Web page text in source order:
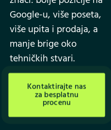
Google-u, više poseta,
više upita i prodaja, a
manje brige oko
tehničkih stvari.
Kontaktirajte nas
za besplatnu
procenu